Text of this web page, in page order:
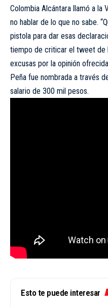
Colombia Alcántara llamó a la
no hablar de lo que no sabe.
pistola para dar esas
tiempo de criticar el tweet de
excusas por la opinión
Peña fue nombrada a través
salario de 300 mil pesos.
Esto te puede interesar